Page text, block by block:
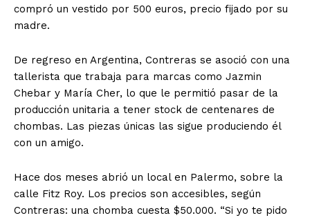
compró un vestido por 500 euros, precio fijado por su
madre.
De regreso en Argentina, Contreras se asoció con una
tallerista que trabaja para marcas como Jazmin
Chebar y María Cher, lo que le permitió pasar de la
producción unitaria a tener stock de centenares de
chombas. Las piezas únicas las sigue produciendo él
con un amigo.
Hace dos meses abrió un local en Palermo, sobre la
calle Fitz Roy. Los precios son accesibles, según
Contreras: una chomba cuesta $50.000. “Si yo te pido